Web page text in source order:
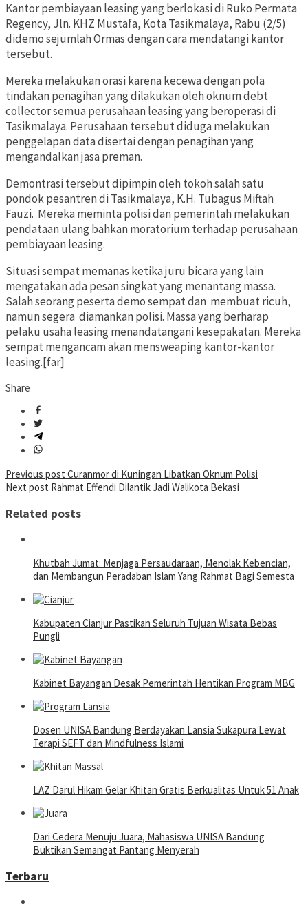
Kantor pembiayaan leasing yang berlokasi di Ruko Permata
Regency, Jln. KHZ Mustafa, Kota Tasikmalaya, Rabu (2/5)
didemo sejumlah Ormas dengan cara mendatangi kantor
tersebut.
Mereka melakukan orasi karena kecewa dengan pola
tindakan penagihan yang dilakukan oleh oknum debt
collector semua perusahaan leasing yang beroperasi di
Tasikmalaya. Perusahaan tersebut diduga melakukan
penggelapan data disertai dengan penagihan yang
mengandalkan jasa preman.
Demontrasi tersebut dipimpin oleh tokoh salah satu
pondok pesantren di Tasikmalaya, K.H. Tubagus Miftah
Fauzi. Mereka meminta polisi dan pemerintah melakukan
pendataan ulang bahkan moratorium terhadap perusahaan
pembiayaan leasing.
Situasi sempat memanas ketika juru bicara yang lain
mengatakan ada pesan singkat yang menantang massa.
Salah seorang peserta demo sempat dan membuat ricuh,
namun segera diamankan polisi. Massa yang berharap
pelaku usaha leasing menandatangani kesepakatan. Mereka
sempat mengancam akan mensweaping kantor-kantor
leasing.[far]
Share
Post
navigation
Previous post Curanmor di Kuningan Libatkan Oknum Polisi
Next post Rahmat Effendi Dilantik Jadi Walikota Bekasi
Related posts
Khutbah Jumat: Menjaga Persaudaraan, Menolak Kebencian,
dan Membangun Peradaban Islam Yang Rahmat Bagi Semesta
Kabupaten Cianjur Pastikan Seluruh Tujuan Wisata Bebas
Pungli
Kabinet Bayangan Desak Pemerintah Hentikan Program MBG
Dosen UNISA Bandung Berdayakan Lansia Sukapura Lewat
Terapi SEFT dan Mindfulness Islami
LAZ Darul Hikam Gelar Khitan Gratis Berkualitas Untuk 51 Anak
Dari Cedera Menuju Juara, Mahasiswa UNISA Bandung
Buktikan Semangat Pantang Menyerah
Terbaru